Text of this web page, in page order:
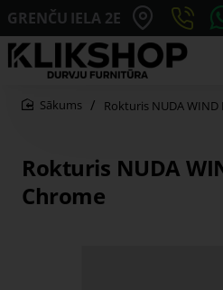
GRENČU IELA 2E
Rokturis NUDA
Chrome
Rokturis NUDA